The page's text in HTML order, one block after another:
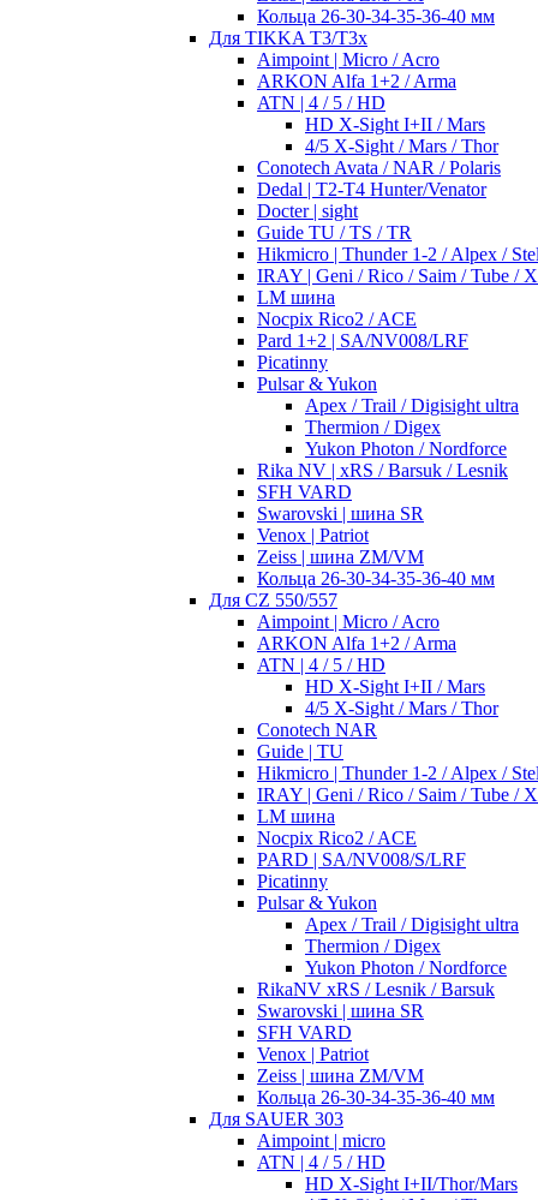
Кольца 26-30-34-35-36-40 мм
Для TIKKA T3/T3x
Aimpoint | Micro / Acro
ARKON Alfa 1+2 / Arma
ATN | 4 / 5 / HD
HD X-Sight I+II / Mars
4/5 X-Sight / Mars / Thor
Conotech Avata / NAR / Polaris
Dedal | T2-T4 Hunter/Venator
Docter | sight
Guide TU / TS / TR
Hikmicro | Thunder 1-2 / Alpex /
IRAY | Geni / Rico / Saim / Tube /
LM шина
Nocpix Rico2 / ACE
Pard 1+2 | SA/NV008/LRF
Picatinny
Pulsar & Yukon
Apex / Trail / Digisight ultra
Thermion / Digex
Yukon Photon / Nordforce
Rika NV | xRS / Barsuk / Lesnik
SFH VARD
Swarovski | шина SR
Venox | Patriot
Zeiss | шина ZM/VM
Кольца 26-30-34-35-36-40 мм
Для CZ 550/557
Aimpoint | Micro / Acro
ARKON Alfa 1+2 / Arma
ATN | 4 / 5 / HD
HD X-Sight I+II / Mars
4/5 X-Sight / Mars / Thor
Conotech NAR
Guide | TU
Hikmicro | Thunder 1-2 / Alpex /
IRAY | Geni / Rico / Saim / Tube /
LM шина
Nocpix Rico2 / ACE
PARD | SA/NV008/S/LRF
Picatinny
Pulsar & Yukon
Apex / Trail / Digisight ultra
Thermion / Digex
Yukon Photon / Nordforce
RikaNV xRS / Lesnik / Barsuk
Swarovski | шина SR
SFH VARD
Venox | Patriot
Zeiss | шина ZM/VM
Кольца 26-30-34-35-36-40 мм
Для SAUER 303
Aimpoint | micro
ATN | 4 / 5 / HD
HD X-Sight I+II/Thor/Mars